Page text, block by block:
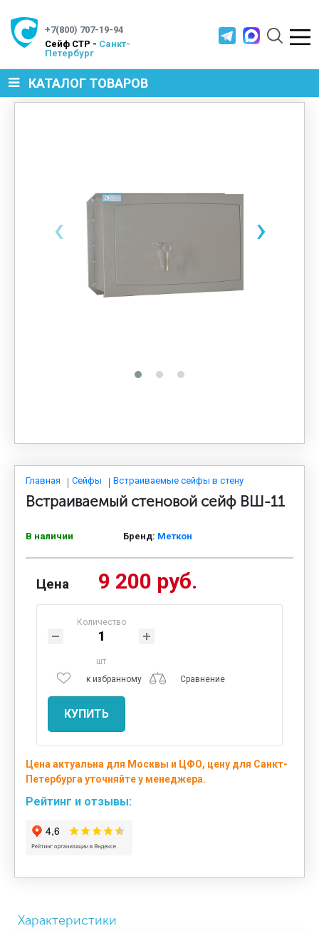
+7(800) 707-19-94
Cейф СТР - Санкт-
Петербург
КАТАЛОГ ТОВАРОВ
МЕТАЛЛИЧЕСКИЕ СТЕЛЛАЖИ
ПРОИЗВОДСТВЕННАЯ МЕБЕЛЬ
СИСТЕМЫ ХРАНЕНИЯ
МЕБЕЛЬ ДЛЯ ДОМА
СТАЛЬНЫЕ ДВЕРИ
‹ ›
Главная Сейфы Встраиваемые сейфы в стену
Встраиваемый стеновой сейф ВШ-11
В наличии Бренд: Меткон
Цена 9 200 руб.
Количество
шт
к избранному
Сравнение
КУПИТЬ
Цена актуальна для Москвы и ЦФО, цену для Санкт-
Петербурга уточняйте у менеджера.
Рейтинг и отзывы:
Характеристики